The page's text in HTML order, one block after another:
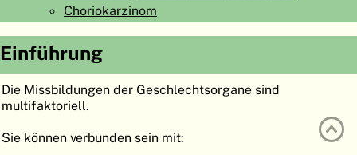
Choriokarzinom
Einführung
Die Missbildungen der Geschlechtsorgane sind
multifaktoriell.
Sie können verbunden sein mit: